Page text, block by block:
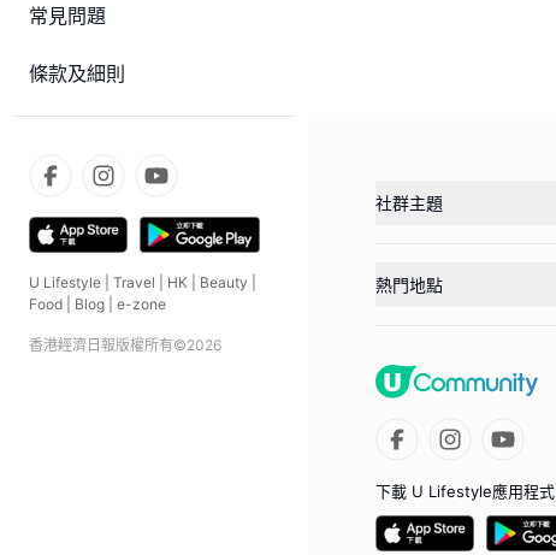
常見問題
條款及細則
U Lifestyle Travel HK Beauty
Food
Blog e-zone
香港經濟日報版權所有©2026
社群主題
熱門地點
下載 U Lifestyle應用程式